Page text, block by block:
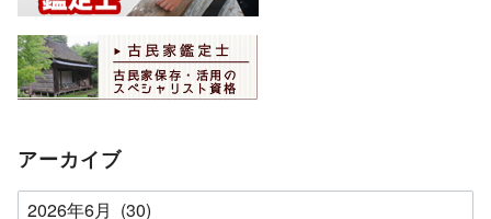
アーカイブ
ア